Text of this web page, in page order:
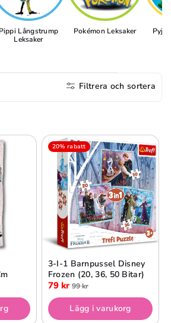
Pippi Långstrump
Leksaker
Pokémon Leksaker
Filtrera och sortera
20% rabatt
3-I-1 Barnpussel Disney
Frozen (20, 36, 50 Bitar)
79 kr 99 kr
Lägg i varukorg